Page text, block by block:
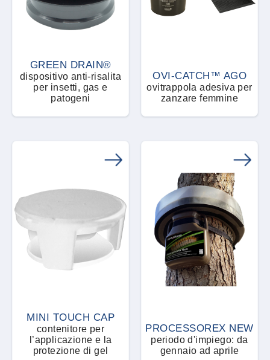
GREEN DRAIN®
dispositivo anti-risalita
per insetti, gas e
patogeni
OVI-CATCH™ AGO
ovitrappola adesiva per
zanzare femmine
MINI TOUCH CAP
contenitore per
l’applicazione e la
protezione di gel
PROCESSOREX NEW
periodo d'impiego: da
gennaio ad aprile